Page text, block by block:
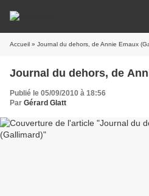
Accueil » Journal du dehors, de Annie Ernaux
Journal du dehors, de
Publié le 05/09/2010 à 18:56
Par Gérard Glatt